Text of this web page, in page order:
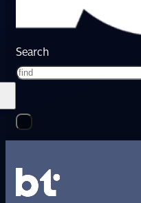
Search